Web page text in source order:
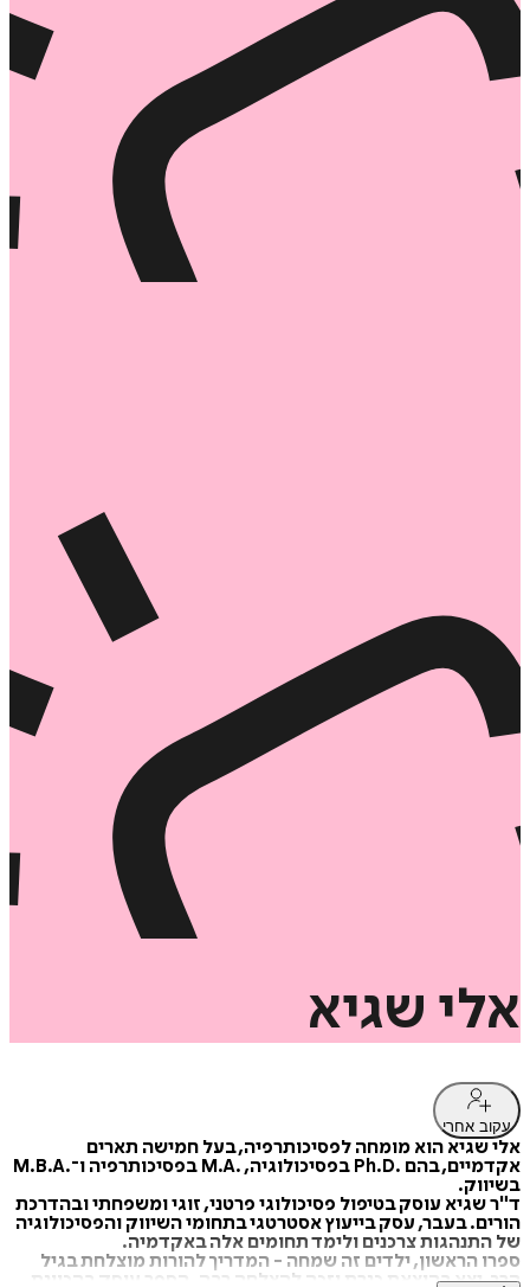
אלי שגיא
עקוב אחרי
אלי שגיא הוא מומחה לפסיכותרפיה, בעל חמישה תארים
אקדמיים, בהם .Ph.D בפסיכולוגיה, .M.A בפסיכותרפיה ו־.M.B.A
בשיווק.
ד"ר שגיא עוסק בטיפול פסיכולוגי פרטני, זוגי ומשפחתי ובהדרכת
הורים. בעבר, עסק בייעוץ אסטרטגי בתחומי השיווק והפסיכולוגיה
של התנהגות צרכנים ולימד תחומים אלה באקדמיה.
ספרו הראשון, ילדים זה שמחה - המדריך להורות מוצלחת בגיל
הרך, יצא בהוצאת כנרת וזכה להצלחה רבה. הספר עוסק בהכוונת